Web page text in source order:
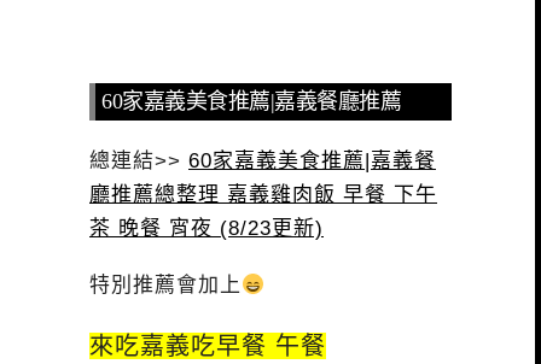
60家嘉義美食推薦|嘉義餐廳推薦
總連結>> 60家嘉義美食推薦|嘉義餐
廳推薦總整理 嘉義雞肉飯 早餐 下午
茶 晚餐 宵夜 (8/23更新)
特別推薦會加上
來吃嘉義吃早餐 午餐